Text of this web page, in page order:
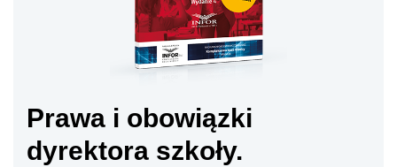
Prawa i obowiązki
dyrektora szkoły.